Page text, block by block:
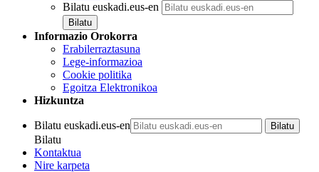
Bilatu euskadi.eus-en
Informazio Orokorra
Erabilerraztasuna
Lege-informazioa
Cookie politika
Egoitza Elektronikoa
Hizkuntza
Bilatu euskadi.eus-en
Bilatu
Kontaktua
Nire karpeta